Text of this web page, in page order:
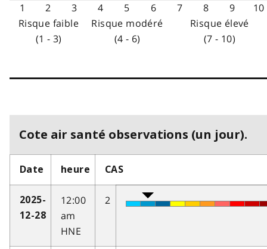
1 2 3 4 5 6 7 8 9
10
Risque faible
(1 - 3)
Risque modéré
(4 - 6)
Risque élevé
(7 - 10)
Cote air santé observations (un jour).
Date heure CAS
2025-
12-28
12:00
am
HNE
2